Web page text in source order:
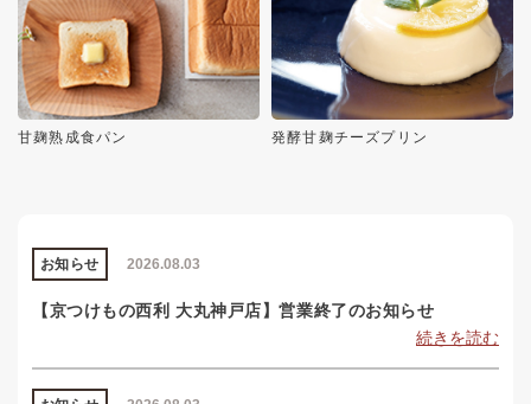
甘麹熟成食パン 発酵甘麹チーズプリン
2026.08.03
お知らせ
【京つけもの西利 大丸神戸店】営業終了のお知らせ
続きを読む